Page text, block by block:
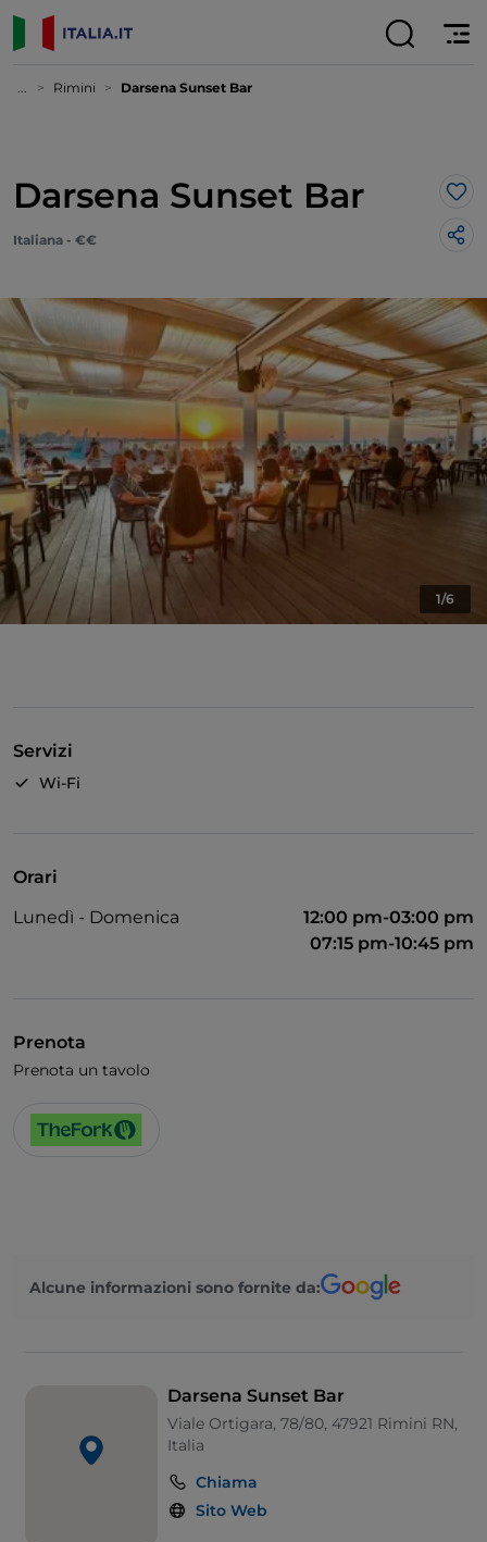
... Rimini Darsena Sunset Bar
Darsena Sunset Bar
Italiana - €€
1/6
Servizi
Wi-Fi
Orari
Lunedì - Domenica
12:00 pm-03:00 pm
07:15 pm-10:45 pm
Prenota
Prenota un tavolo
Alcune informazioni sono fornite da:
Darsena Sunset Bar
Viale Ortigara, 78/80, 47921 Rimini RN,
Italia
Chiama
Sito Web